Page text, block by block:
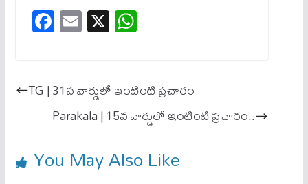
Fa
ce
ok
E
m
X W
ha
A
pp
TG | 31వ వార్డులో ఇంటింటి ప్రచారం
Parakala | 15వ వార్డులో ఇంటింటి ప్రచారం..
You May Also Like